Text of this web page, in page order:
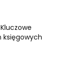
księgowych